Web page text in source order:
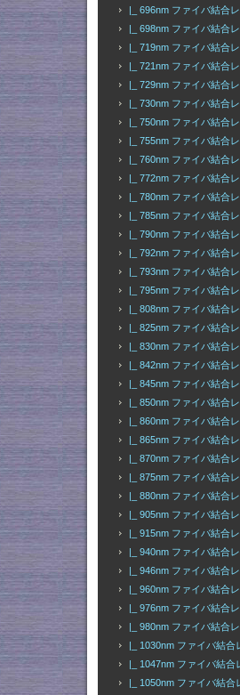
|_ 696nm ファイバ結合
|_ 698nm ファイバ結合
|_ 719nm ファイバ結合
|_ 721nm ファイバ結合
|_ 729nm ファイバ結合
|_ 730nm ファイバ結合
|_ 750nm ファイバ結合
|_ 755nm ファイバ結合
|_ 760nm ファイバ結合
|_ 772nm ファイバ結合
|_ 780nm ファイバ結合
|_ 785nm ファイバ結合
|_ 790nm ファイバ結合
|_ 792nm ファイバ結合
|_ 793nm ファイバ結合
|_ 795nm ファイバ結合
|_ 808nm ファイバ結合
|_ 825nm ファイバ結合
|_ 830nm ファイバ結合
|_ 842nm ファイバ結合
|_ 845nm ファイバ結合
|_ 850nm ファイバ結合
|_ 860nm ファイバ結合
|_ 865nm ファイバ結合
|_ 870nm ファイバ結合
|_ 875nm ファイバ結合
|_ 880nm ファイバ結合
|_ 905nm ファイバ結合
|_ 915nm ファイバ結合
|_ 940nm ファイバ結合
|_ 946nm ファイバ結合
|_ 960nm ファイバ結合
|_ 976nm ファイバ結合
|_ 980nm ファイバ結合
|_ 1030nm ファイバ結合
|_ 1047nm ファイバ結合
|_ 1050nm ファイバ結合